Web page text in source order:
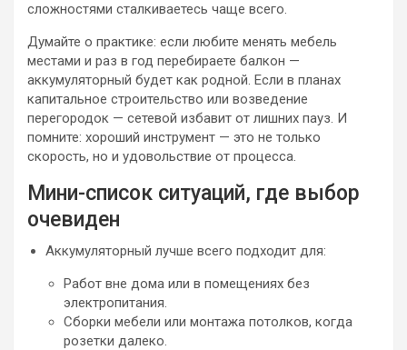
сложностями сталкиваетесь чаще всего.
Думайте о практике: если любите менять мебель
местами и раз в год перебираете балкон —
аккумуляторный будет как родной. Если в планах
капитальное строительство или возведение
перегородок — сетевой избавит от лишних пауз. И
помните: хороший инструмент — это не только
скорость, но и удовольствие от процесса.
Мини-список ситуаций, где выбор
очевиден
Аккумуляторный лучше всего подходит для:
Работ вне дома или в помещениях без
электропитания.
Сборки мебели или монтажа потолков, когда
розетки далеко.